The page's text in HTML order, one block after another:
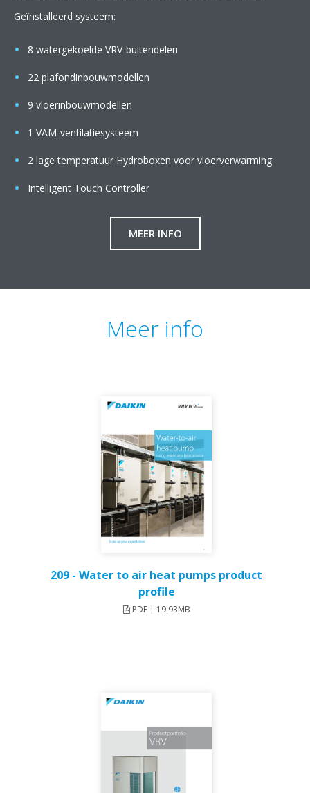
Geïnstalleerd systeem:
8 watergekoelde VRV-buitendelen
22 plafondinbouwmodellen
9 vloerinbouwmodellen
1 VAM-ventilatiesysteem
2 lage temperatuur Hydroboxen voor vloerverwarming
Intelligent Touch Controller
MEER INFO
Meer info
209 - Water to air heat pumps product
profile
PDF | 19.93MB